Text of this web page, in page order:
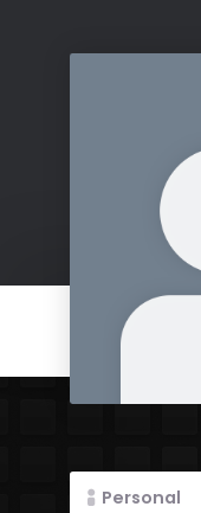
Personal